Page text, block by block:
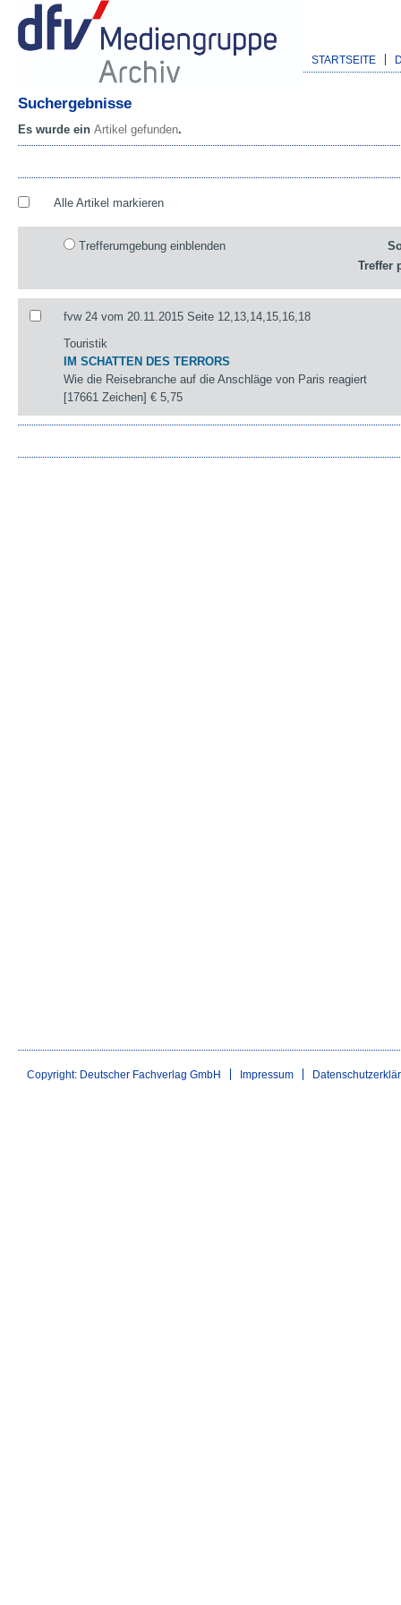
STARTSEITE
Suchergebnisse
Es wurde ein Artikel gefunden.
Alle Artikel markieren
Trefferumgebung einblenden
Treffer
fvw 24 vom 20.11.2015 Seite 12,13,14,15,16,18
Touristik
IM SCHATTEN DES TERRORS
Wie die Reisebranche auf die Anschläge von Paris reagiert
[17661 Zeichen]€ 5,75
Copyright: Deutscher Fachverlag GmbH Impressum